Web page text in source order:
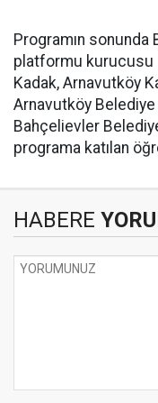
Programın sonunda
platformu kurucusu
Kadak, Arnavutköy
Arnavutköy
Bahçelievler
programa katılan
HABERE